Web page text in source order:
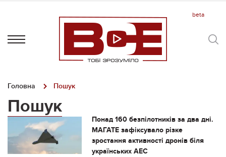
Головна Пошук
Пошук
Понад 160 безпілотників за два дні.
МАГАТЕ зафіксувало різке
зростання активності дронів біля
українських АЕС